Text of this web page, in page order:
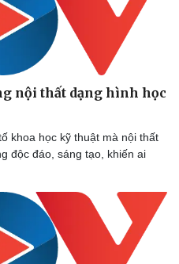
nội thất dạng hình học
khoa học kỹ thuật mà nội thất
độc đáo, sáng tạo, khiến ai